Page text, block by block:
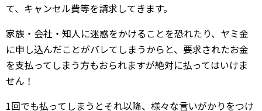
て、キャンセル費等を請求してきます。
家族・会社・知人に迷惑をかけることを恐れたり、ヤミ金
に申し込んだことがバレてしまうからと、要求されたお金
を支払ってしまう方もおられますが絶対に払ってはいけま
せん！
1回でも払ってしまうとそれ以降、様々な言いがかりをつけ